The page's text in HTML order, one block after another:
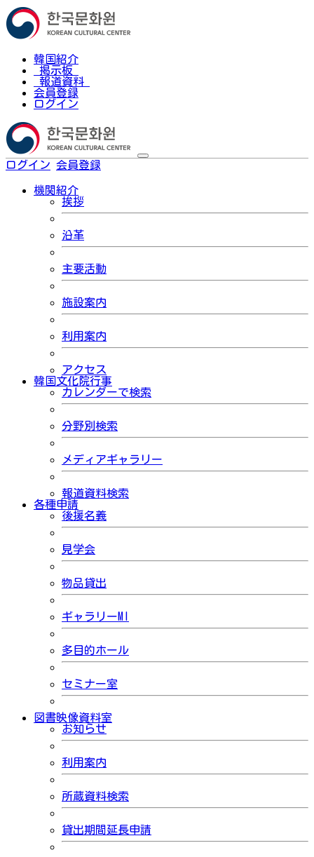
韓国紹介
掲示板
報道資料
会員登録
ログイン
ログイン 会員登録
機関紹介
挨拶
沿革
主要活動
施設案内
利用案内
アクセス
韓国文化院行事
カレンダーで検索
分野別検索
メディアギャラリー
報道資料検索
各種申請
後援名義
見学会
物品貸出
ギャラリーMI
多目的ホール
セミナー室
図書映像資料室
お知らせ
利用案内
所蔵資料検索
貸出期間延長申請